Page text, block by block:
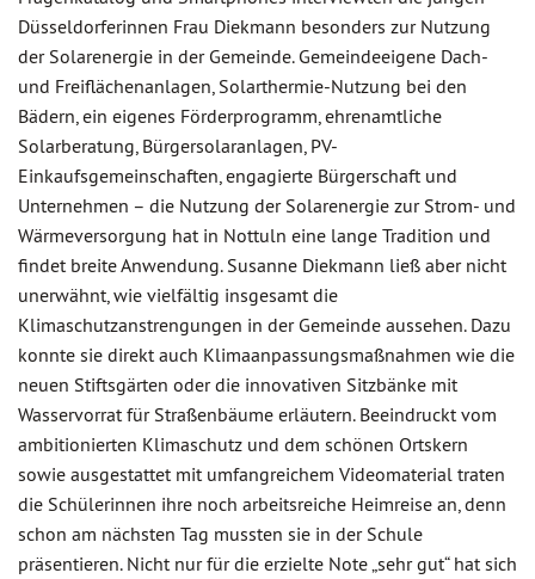
Düsseldorferinnen Frau Diekmann besonders zur Nutzung
der Solarenergie in der Gemeinde. Gemeindeeigene Dach-
und Freiflächenanlagen, Solarthermie-Nutzung bei den
Bädern, ein eigenes Förderprogramm, ehrenamtliche
Solarberatung, Bürgersolaranlagen, PV-
Einkaufsgemeinschaften, engagierte Bürgerschaft und
Unternehmen – die Nutzung der Solarenergie zur Strom- und
Wärmeversorgung hat in Nottuln eine lange Tradition und
findet breite Anwendung. Susanne Diekmann ließ aber nicht
unerwähnt, wie vielfältig insgesamt die
Klimaschutzanstrengungen in der Gemeinde aussehen. Dazu
konnte sie direkt auch Klimaanpassungsmaßnahmen wie die
neuen Stiftsgärten oder die innovativen Sitzbänke mit
Wasservorrat für Straßenbäume erläutern. Beeindruckt vom
ambitionierten Klimaschutz und dem schönen Ortskern
sowie ausgestattet mit umfangreichem Videomaterial traten
die Schülerinnen ihre noch arbeitsreiche Heimreise an, denn
schon am nächsten Tag mussten sie in der Schule
präsentieren. Nicht nur für die erzielte Note „sehr gut“ hat sich